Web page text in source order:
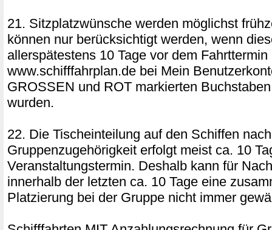
21. Sitzplatzwünsche werden möglichst
können nur berücksichtigt werden, wenn
allerspätestens 10 Tage vor dem Fahrttermin
www.schifffahrplan.de bei Mein
GROSSEN und ROT markierten
wurden.
22. Die Tischeinteilung auf den Schiffen nach
Gruppenzugehörigkeit erfolgt meist ca. 10
Veranstaltungstermin. Deshalb kann für
innerhalb der letzten ca. 10 Tage eine
Platzierung bei der Gruppe nicht immer